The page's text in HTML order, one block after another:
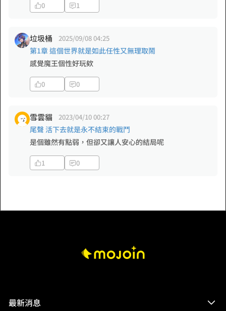
0 1
垃圾桶 2025/09/08 04:25
第1章 這個世界就是如此任性又無理取鬧
感覺魔王個性好玩欸
0 0
雪雲貓 2023/04/10 00:27
尾聲 活下去就是永不結束的戰鬥
是個雖然有點弱，但卻又讓人安心的結局呢
1 0
最新消息